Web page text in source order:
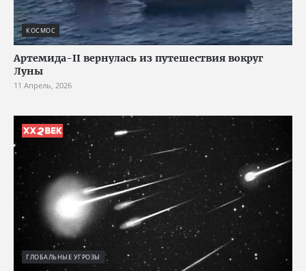
КОСМОС
Артемида-II вернулась из путешествия вокруг
Луны
11 Апрель, 2026
ГЛОБАЛЬНЫЕ УГРОЗЫ